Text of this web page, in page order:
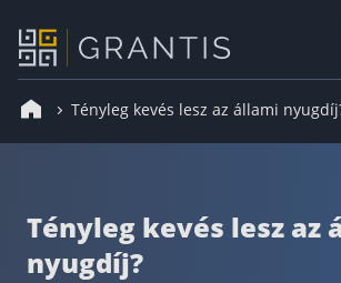
Önkéntes nyugdíjpénztár
Tényleg kevés lesz az állami
Tényleg kevés lesz az
nyugdíj?